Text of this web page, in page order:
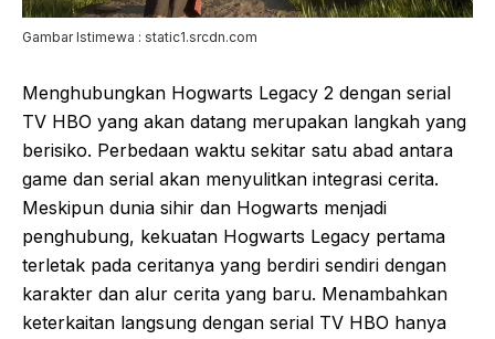
Gambar Istimewa : static1.srcdn.com
Menghubungkan Hogwarts Legacy 2 dengan serial
TV HBO yang akan datang merupakan langkah yang
berisiko. Perbedaan waktu sekitar satu abad antara
game dan serial akan menyulitkan integrasi cerita.
Meskipun dunia sihir dan Hogwarts menjadi
penghubung, kekuatan Hogwarts Legacy pertama
terletak pada ceritanya yang berdiri sendiri dengan
karakter dan alur cerita yang baru. Menambahkan
keterkaitan langsung dengan serial TV HBO hanya